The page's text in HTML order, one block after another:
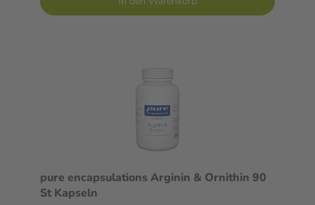
pure encapsulations Arginin & Ornithin 90
St Kapseln